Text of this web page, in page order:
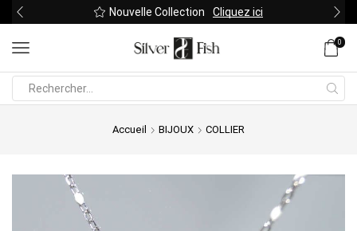
Nouvelle Collection Cliquez ici
0
Accueil BIJOUX COLLIER